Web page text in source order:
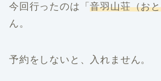
今回行ったのは「音羽山荘（お
ん。
予約をしないと、入れません。